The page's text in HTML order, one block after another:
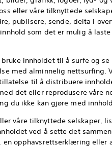
eller våre tilknyttede
publisere, sende, delta i
som det er mulig å
innholdet til å surfe og se
med alminnelig nettsurfing.
til å distribuere
det eller reprodusere våre
du ikke kan gjøre med
våre tilknyttede selskaper,
ved å sette det
opphavsrettserklæring eller